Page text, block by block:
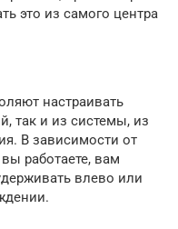
это из самого центра
настраивать
так и из системы, из
В зависимости от
работаете, вам
влево или